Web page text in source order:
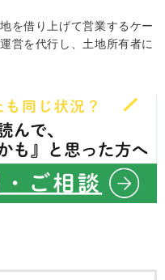
を借り上げて営業するケー
営を代行し、土地所有者に